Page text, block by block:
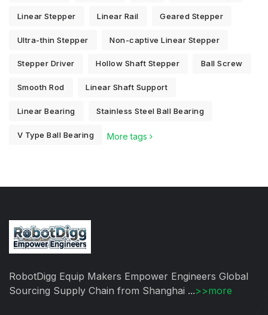
Linear Stepper Linear Rail Geared Stepper
Ultra-thin Stepper Non-captive Linear Stepper
Stepper Driver Hollow Shaft Stepper Ball Screw
Smooth Rod Linear Shaft Support
Linear Bearing Stainless Steel Ball Bearing
V Type Ball Bearing More tags
RobotDigg Equip Makers Empower Engineers Global
Sourcing Supply Chain from Shanghai ...>>more